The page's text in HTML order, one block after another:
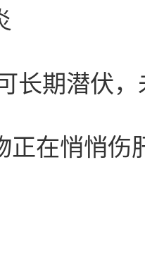
长期潜伏
正在悄悄伤